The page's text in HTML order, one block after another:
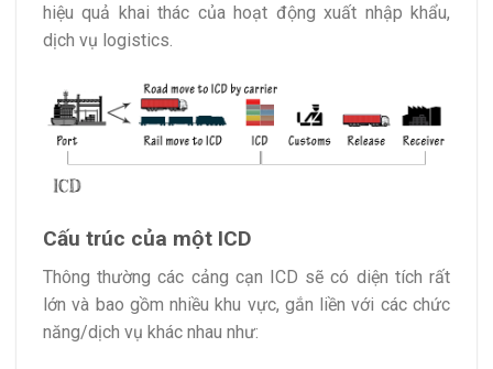
hiệu quả khai thác của hoạt động xuất nhập khẩu,
dịch vụ logistics.
Cấu trúc của một ICD
Thông thường các cảng cạn ICD sẽ có diện tích rất
lớn và bao gồm nhiều khu vực, gắn liền với các chức
năng/dịch vụ khác nhau như: